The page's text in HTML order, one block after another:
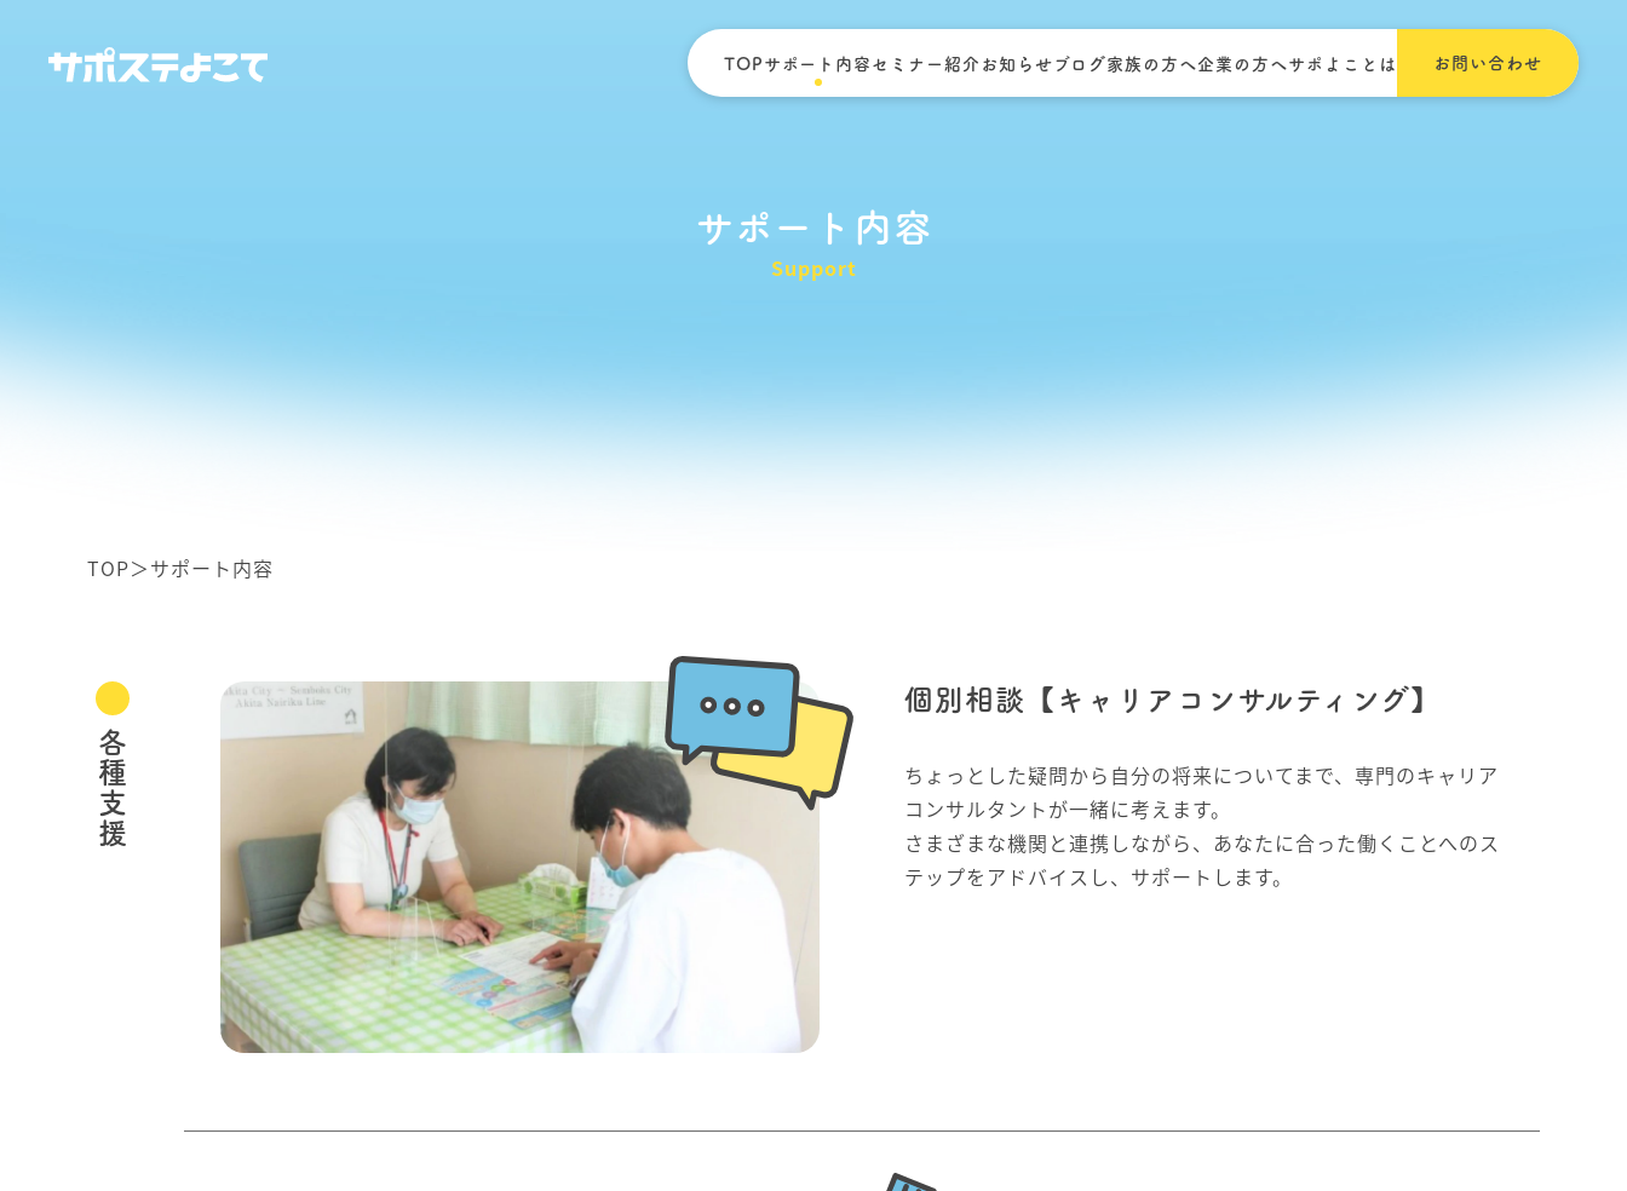
TOP サポート内容 セミナー紹介 お知らせ ブログ 家族の方へ企業の方へサポよことは お問い合わせ
サポート内容
Support
TOP＞サポート内容
各種支援
個別相談【キャリアコンサルティング】
ちょっとした疑問から自分の将来についてまで、専門のキャリア
コンサルタントが一緒に考えます。
さまざまな機関と連携しながら、あなたに合った働くことへのス
テップをアドバイスし、サポートします。